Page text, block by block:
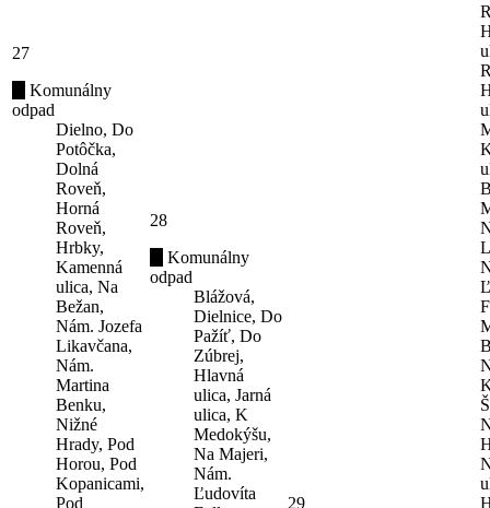
27
Komunálny
odpad
Dielno, Do
Potôčka,
Dolná
Roveň,
Horná
Roveň,
Hrbky,
Kamenná
ulica, Na
Bežan,
Nám. Jozefa
Likavčana,
Nám.
Martina
Benku,
Nižné
Hrady, Pod
Horou, Pod
Kopanicami,
Pod
28
Komunálny
odpad
Blážová,
Dielnice, Do
Pažíť, Do
Zúbrej,
Hlavná
ulica, Jarná
ulica, K
Medokýšu,
Na Majeri,
Nám.
Ľudovíta
29